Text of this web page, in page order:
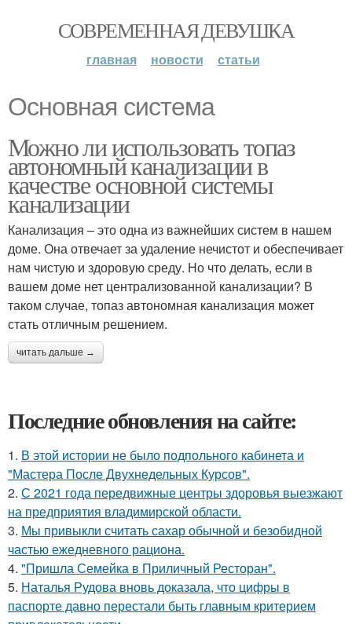
СОВРЕМЕННАЯ ДЕВУШКА
главная новости статьи
Основная система
Можно ли использовать топаз
автономный канализации в
качестве основной системы
канализации
Канализация – это одна из важнейших систем в нашем
доме. Она отвечает за удаление нечистот и обеспечивает
нам чистую и здоровую среду. Но что делать, если в
вашем доме нет централизованной канализации? В
таком случае, топаз автономная канализация может
стать отличным решением.
читать дальше →
Последние обновления на сайте:
1. В этой истории не было подпольного кабинета и
"Мастера После Двухнедельных Курсов".
2. С 2021 года передвижные центры здоровья выезжают
на предприятия владимирской области.
3. Мы привыкли считать сахар обычной и безобидной
частью ежедневного рациона.
4. "Пришла Семейка в Приличный Ресторан".
5. Наталья Рудова вновь доказала, что цифры в
паспорте давно перестали быть главным критерием